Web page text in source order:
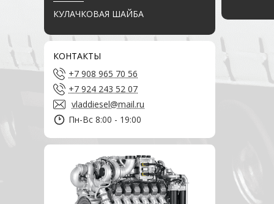
КУЛАЧКОВАЯ ШАЙБА
КОНТАКТЫ
+7 908 965 70 56
+7 924 243 52 07
vladdiesel@mail.ru
Пн-Вс 8:00 - 19:00